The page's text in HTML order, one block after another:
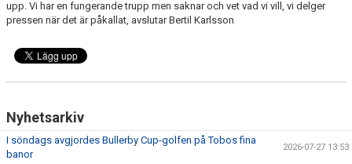
upp. Vi har en fungerande trupp men saknar och vet vad vi vill, vi delger
pressen när det är påkallat, avslutar Bertil Karlsson
Nyhetsarkiv
I söndags avgjordes Bullerby Cup-golfen på Tobos fina
banor
2026-07-27 13:53